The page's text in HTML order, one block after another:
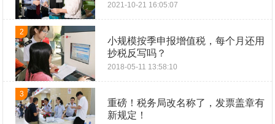
2021-10-21 16:05:07
2
小规模按季申报增值税，每个月还用
抄税反写吗？
2018-05-11 13:58:10
3
重磅！税务局改名称了，发票盖章有
新规定！